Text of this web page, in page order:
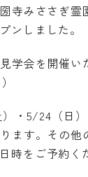
寺みささぎ霊
ンしました。
学会を開催い
・5/24（日
ます。その他
時をご予約く